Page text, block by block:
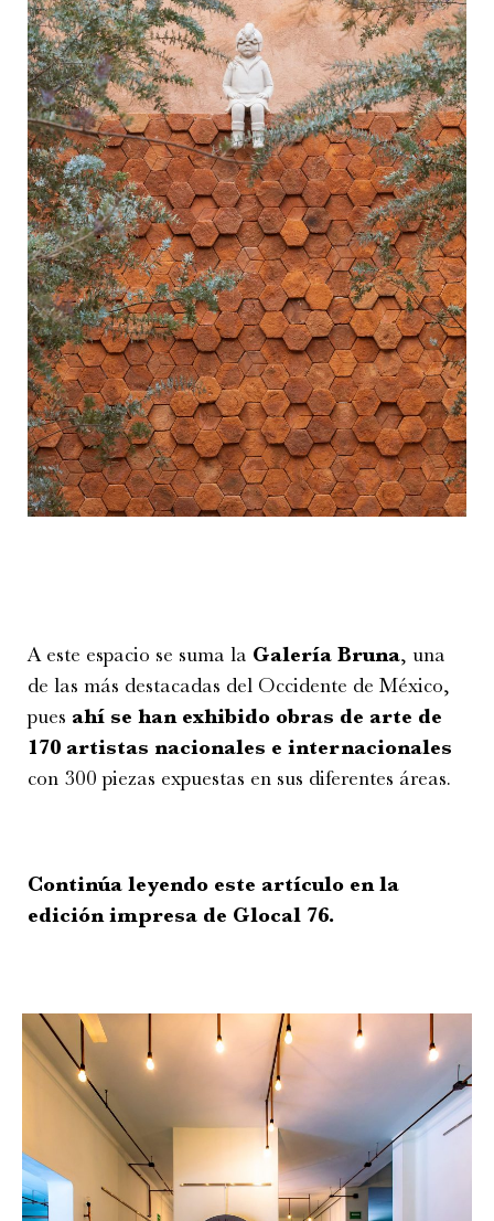
A este espacio se suma la Galería Bruna, una
de las más destacadas del Occidente de México,
pues ahí se han exhibido obras de arte de
170 artistas nacionales e internacionales
con 300 piezas expuestas en sus diferentes áreas.
Continúa leyendo este artículo en la
edición impresa de Glocal 76.